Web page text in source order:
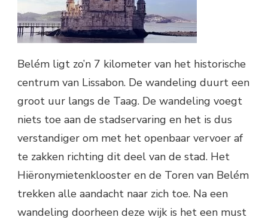
Belém ligt zo’n 7 kilometer van het historische
centrum van Lissabon. De wandeling duurt een
groot uur langs de Taag. De wandeling voegt
niets toe aan de stadservaring en het is dus
verstandiger om met het openbaar vervoer af
te zakken richting dit deel van de stad. Het
Hiëronymietenklooster en de Toren van Belém
trekken alle aandacht naar zich toe. Na een
wandeling doorheen deze wijk is het een must